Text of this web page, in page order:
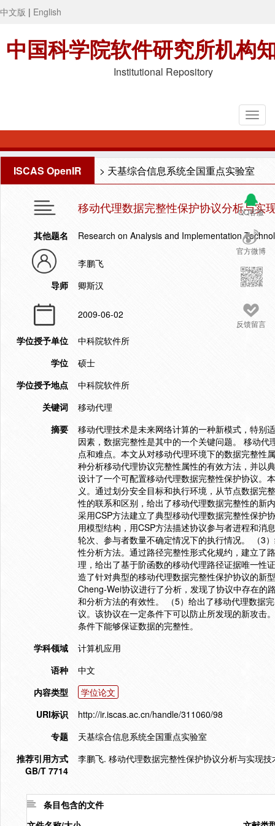
中文版 | English
中国科学院软件研究所机构
Institutional Repository
ISCAS OpenIR > 天基综合信息系统全国重点实验室
QQ客服
官方微博
反馈留言
移动代理数据完整性保护协议分析与实
其他题名 Research on Analysis and Implementation
李鹏飞
导师
卿斯汉
2009-06-02
学位授予单位
中科院软件所
学位
硕士
学位授予地点
中科院软件所
关键词
移动代理
摘要
移动代理技术是未来网络计算的一种新模式，特别
因素，数据完整性是其中的一个关键问题。 移动
点和难点。本文从对移动代理环境下的数据完整性
种分析移动代理协议完整性属性的有效方法，并以
设计了一个可配置移动代理数据完整性保护协议。
义。通过划分安全目标和执行环境，从节点数据完
性的联系和区别，给出了移动代理数据完整性的新
采用CSP方法建立了典型移动代理数据完整性保护
用模型结构，用CSP方法描述协议参与者进程和消
轮次、参与者数量不确定情况下的执行情况。 （3
性分析方法。通过路径完整性形式化规约，建立了
理，给出了基于阶函数的移动代理路径证据唯一性
造了针对典型的移动代理数据完整性保护协议的新
Cheng-Wei协议进行了分析，发现了协议中存在的
和分析方法的有效性。 （5）给出了移动代理数据
议。该协议在一定条件下可以防止所发现的新攻击
条件下能够保证数据的完整性。
学科领域
计算机应用
语种
中文
内容类型
学位论文
URI标识
http://ir.iscas.ac.cn/handle/311060/98
专题
天基综合信息系统全国重点实验室
推荐引用方式
GB/T 7714
李鹏飞. 移动代理数据完整性保护协议分析与实现
条目包含的文件